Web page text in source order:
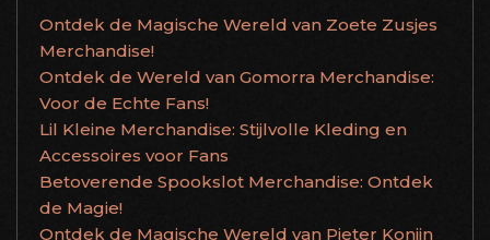
Ontdek de Magische Wereld van Zoete Zusjes
Merchandise!
Ontdek de Wereld van Gomorra Merchandise:
Voor de Echte Fans!
Lil Kleine Merchandise: Stijlvolle Kleding en
Accessoires voor Fans
Betoverende Spookslot Merchandise: Ontdek
de Magie!
Ontdek de Magische Wereld van Pieter Konijn